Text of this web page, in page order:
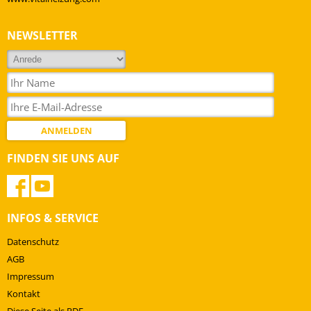
Broschüren &
Kataloge
NEWSLETTER
ANMELDEN
FINDEN SIE UNS AUF
INFOS & SERVICE
Datenschutz
AGB
Impressum
Kontakt